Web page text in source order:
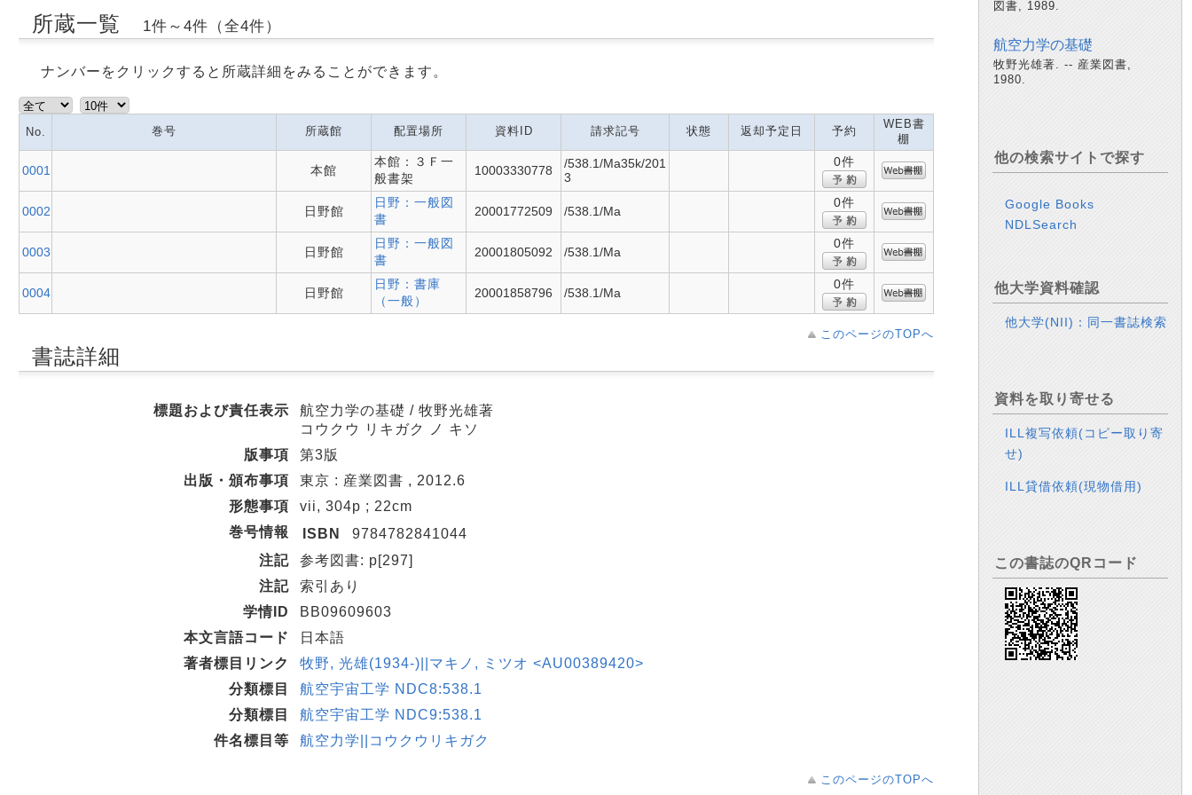
所蔵一覧 1件～4件（全4件）
ナンバーをクリックすると所蔵詳細をみることができます。
No. 巻号 所蔵館 配置場所 資料ID 請求記号 状態 返却予定日 予約
WEB書
棚
0001 本館
本館：３Ｆ一
般書架
10003330778
/538.1/Ma35k/201
3
0件
0002 日野館
日野：一般図
書
20001772509 /538.1/Ma
0件
0003 日野館
日野：一般図
書
20001805092 /538.1/Ma
0件
0004 日野館
日野：書庫
（一般）
20001858796 /538.1/Ma
0件
このページのTOPへ
書誌詳細
標題および責任表示
航空力学の基礎 / 牧野光雄著
コウクウ リキガク ノ キソ
版事項
第3版
出版・頒布事項
東京 : 産業図書 , 2012.6
形態事項
vii, 304p ; 22cm
巻号情報
ISBN
9784782841044
注記
参考図書: p[297]
注記
索引あり
学情ID
BB09609603
本文言語コード
日本語
著者標目リンク
牧野, 光雄(1934-)||マキノ, ミツオ <AU00389420>
分類標目
航空宇宙工学 NDC8:538.1
分類標目
航空宇宙工学 NDC9:538.1
件名標目等
航空力学||コウクウリキガク
このページのTOPへ
図書, 1989.
航空力学の基礎
牧野光雄著. -- 産業図書,
1980.
他の検索サイトで探す
Google Books
NDLSearch
他大学資料確認
他大学(NII)：同一書誌検索
資料を取り寄せる
ILL複写依頼(コピー取り寄
せ)
ILL貸借依頼(現物借用)
この書誌のQRコード